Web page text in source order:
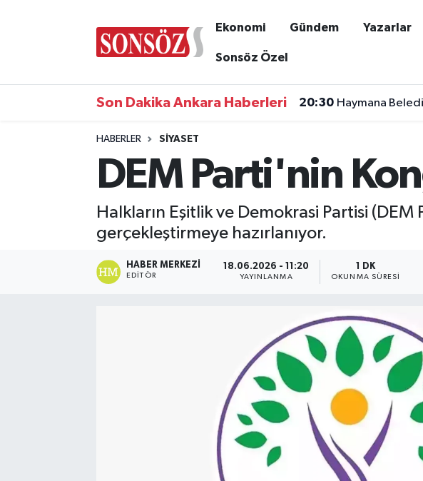
Ekonomi Gündem Yazarlar
Sonsöz Özel
Son Dakika Ankara Haberleri 20:30 Haymana
HABERLER SIYASET
DEM Parti'nin
Halkların Eşitlik ve Demokrasi Partisi
gerçekleştirmeye hazırlanıyor.
HABER MERKEZI
EDITÖR
18.06.2026 - 11:20
YAYINLANMA
1 DK
OKUNMA SÜRESI
Ankara Nöbetçi Eczaneler
Ankara Trafik Yoğunluk Haritası
Tüm Manşetler
Son Dakika Haberleri